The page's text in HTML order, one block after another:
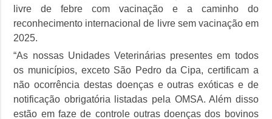
livre de febre com vacinação e a caminho do
reconhecimento internacional de livre sem vacinação em
2025.
“As nossas Unidades Veterinárias presentes em todos
os municípios, exceto São Pedro da Cipa, certificam a
não ocorrência destas doenças e outras exóticas e de
notificação obrigatória listadas pela OMSA. Além disso
estão em faze de controle outras doenças dos bovinos